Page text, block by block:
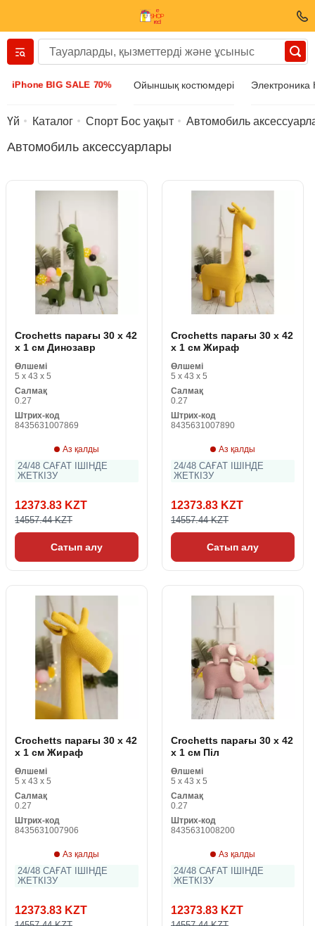
iPhone BIG SALE 70% Ойыншық костюмдері
Вернуться назад
Аксессуарлар
Күн көзілдірігі
Бижутерия
Қол сағаттары
Үй Каталог Спорт Бос уақыт Автомобиль
Автомобиль аксессуарлары
Crochetts парағы 30 x 42
x 1 см Динозавр
Өлшемі
5 x 43 x 5
Салмақ
0.27
Штрих-код
8435631007869
Аз қалды
24/48 САҒАТ ІШІНДЕ
ЖЕТКІЗУ
12373.83 KZT
14557.44 KZT
Сатып алу
Crochetts парағы 30 x 42
x 1 см Жираф
Өлшемі
5 x 43 x 5
Салмақ
0.27
Штрих-код
8435631007890
Аз қалды
24/48 САҒАТ ІШІНДЕ
ЖЕТКІЗУ
12373.83 KZT
14557.44 KZT
Сатып алу
Crochetts парағы 30 x 42
x 1 см Жираф
Өлшемі
5 x 43 x 5
Салмақ
0.27
Штрих-код
8435631007906
Аз қалды
24/48 САҒАТ ІШІНДЕ
ЖЕТКІЗУ
12373.83 KZT
Crochetts парағы 30 x 42
x 1 см Піл
Өлшемі
5 x 43 x 5
Салмақ
0.27
Штрих-код
8435631008200
Аз қалды
24/48 САҒАТ ІШІНДЕ
ЖЕТКІЗУ
12373.83 KZT